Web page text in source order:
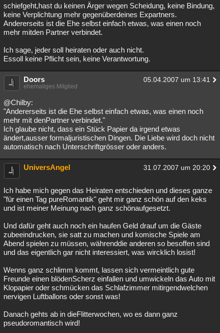
schiefgeht,hast du keinen Ärger wegen Scheidung, keine Bindung,
keine Verplichtung mehr gegenüberdeines Expartners.
Andererseits ist die Ehe selbst einfach etwas, was einen noch
mehr mitden Partner verbindet.
Ich sage, jeder soll heiraten oder auch nicht.
Essoll keine Pflicht sein, keine Verantwortung.
Doors 05.04.2007 um 13:41
ehemaliges Mitglied
@Chilby:
"Andererseits ist die Ehe selbst einfach etwas, was einen noch
mehr mit denPartner verbindet."
Ich glaube nicht, dass ein Stück Papier da irgend etwas
ändert,ausser formaljuristischen Dingen. Die Liebe wird doch nicht
automatisch nach Unterschriftgrösser oder anders.
UniversAngel 31.07.2007 um 20:20
Ich habe mich gegen das Heiraten entschieden und dieses ganze
"für einen Tag pureRomantik" geht mir ganz schön auf den keks
und ist meiner Meinung nach ganz schönaufgesetzt.
Und dafür geht auch noch ein haufen Geld drauf um die Gäste
zubeeindrucken, sie satt zu machen und komische Spiele am
Abend spielen zu müssen, währenddie anderen so besoffen sind
und das eigentlich gar nicht interessiert, was wircklich losist!
Wenns ganz schlimm kommt, lassen sich vermeintlich gute
Freunde einen blödenScherz einfallen und umwickeln das Auto mit
Klopapier oder schmücken das Schlafzimmer mitirgendwelchen
nervigen Luftballons oder sonst was!
Danach gehts ab in dieFlitterwochen, wo es dann ganz
pseudoromantisch wird!